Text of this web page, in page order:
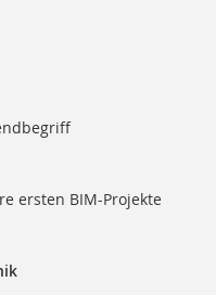
ersten BIM-Projekte